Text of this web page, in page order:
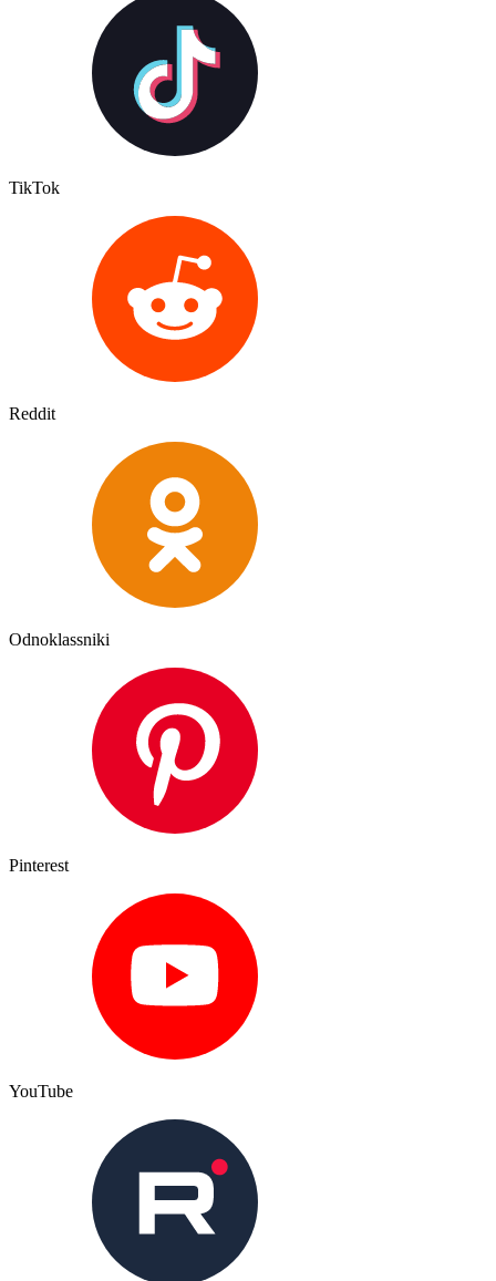
TikTok
Reddit
Odnoklassniki
Pinterest
YouTube